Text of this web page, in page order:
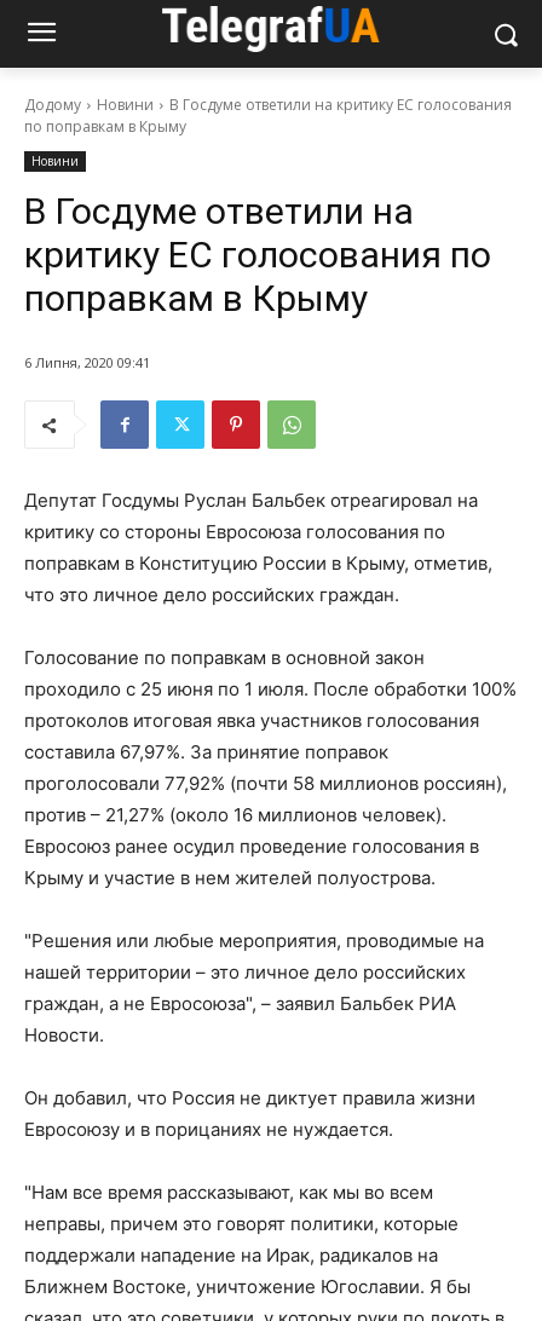
Додому Новини
В Госдуме ответили на критику ЕС голосования
по поправкам в Крыму
Новини
В Госдуме ответили на
критику ЕС голосования по
поправкам в Крыму
6 Липня, 2020 09:41
Депутат Госдумы Руслан Бальбек отреагировал на
критику со стороны Евросоюза голосования по
поправкам в Конституцию России в Крыму, отметив,
что это личное дело российских граждан.
Голосование по поправкам в основной закон
проходило с 25 июня по 1 июля. После обработки 100%
протоколов итоговая явка участников голосования
составила 67,97%. За принятие поправок
проголосовали 77,92% (почти 58 миллионов россиян),
против – 21,27% (около 16 миллионов человек).
Евросоюз ранее осудил проведение голосования в
Крыму и участие в нем жителей полуострова.
"Решения или любые мероприятия, проводимые на
нашей территории – это личное дело российских
граждан, а не Евросоюза", – заявил Бальбек РИА
Новости.
Он добавил, что Россия не диктует правила жизни
Евросоюзу и в порицаниях не нуждается.
"Нам все время рассказывают, как мы во всем
неправы, причем это говорят политики, которые
поддержали нападение на Ирак, радикалов на
Ближнем Востоке, уничтожение Югославии. Я бы